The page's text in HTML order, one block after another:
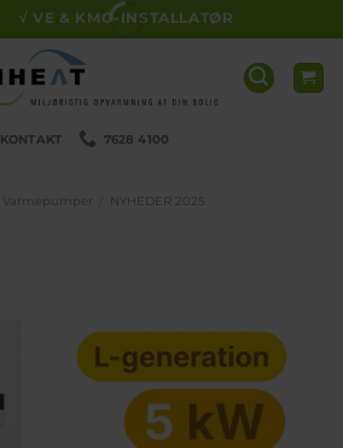
√ VE & KMO-INSTALLATØR
KONTAKT 7628 4100
Varmepumper NYHEDER 2025